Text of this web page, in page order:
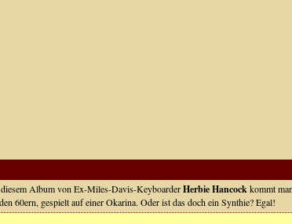
Album von Ex-Miles-Davis-KeyboarderHerbie Hancockkommt
60ern, gespielt auf einer Okarina. Oder ist das doch ein Synthie? Egal!